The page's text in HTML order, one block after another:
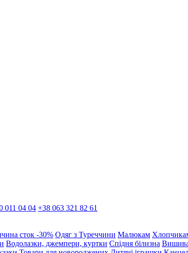
011 04 04 +38 063 321 82 61
сток -30% Одяг з Туреччини Малюкам
Водолазки, джемпери, куртки Спідня білизна